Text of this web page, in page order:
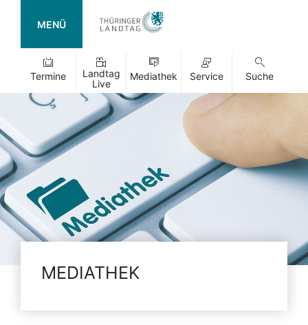
MENÜ
Termine
Landtag
Live
Mediathek Service Suche
MEDIATHEK